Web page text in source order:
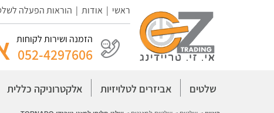
ראשי | אודות | הוראות הפעלה
הזמנה ושירות לקוחות
052-4297606
שלטים אביזרים לטלויזיות אלקטרוניקה כללית